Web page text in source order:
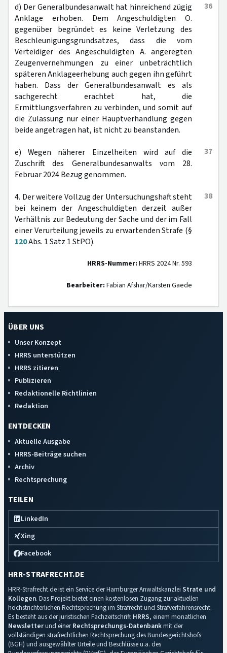
36
d) Der Generalbundesanwalt hat hinreichend zügig
Anklage erhoben. Dem Angeschuldigten O.
gegenüber begründet es keine Verletzung des
Beschleunigungsgrundsatzes, dass die vom
Verteidiger des Angeschuldigten A. angeregten
Zeugenvernehmungen zu einer unbeträchtlich
späteren Anklageerhebung auch gegen ihn geführt
haben. Dass der Generalbundesanwalt es als
sachgerecht erachtet hat, die
Ermittlungsverfahren zu verbinden, und somit auf
die Zulassung nur einer Hauptverhandlung gegen
beide angetragen hat, ist nicht zu beanstanden.
37
e) Wegen näherer Einzelheiten wird auf die
Zuschrift des Generalbundesanwalts vom 28.
Februar 2024 Bezug genommen.
38
4. Der weitere Vollzug der Untersuchungshaft steht
bei keinem der Angeschuldigten derzeit außer
Verhältnis zur Bedeutung der Sache und der im Fall
einer Verurteilung jeweils zu erwartenden Strafe (§
120Abs. 1 Satz 1 StPO).
HRRS-Nummer: HRRS 2024 Nr. 593
Bearbeiter: Fabian Afshar/Karsten Gaede
ÜBER UNS
Unser Konzept
HRRS unterstützen
HRRS zitieren
Publizieren
Redaktionelle Richtlinien
Redaktion
ENTDECKEN
Aktuelle Ausgabe
HRRS-Beiträge suchen
Archiv
Rechtsprechung
TEILEN
LinkedIn
Xing
Facebook
HRR-STRAFRECHT.DE
HRR-Strafrecht.de ist ein Service der Hamburger Anwaltskanzlei Strate und
Kollegen. Das Projekt bietet einen kostenlosen Zugang zur aktuellen
höchstrichterlichen Rechtsprechung im Strafrecht und Strafverfahrensrecht.
Es besteht aus der juristischen Fachzeitschrift HRRS, einem monatlichen
Newsletterund einerRechtsprechungs-Datenbankmit der
vollständigen strafrechtlichen Rechtsprechung des Bundesgerichtshofs
(BGH) und ausgewählter Urteile und Beschlüsse u.a. des